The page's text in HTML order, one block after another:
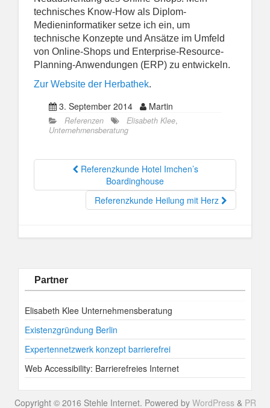
technisches Know-How als Diplom-
Medieninformatiker setze ich ein, um
technische Konzepte und Ansätze im Umfeld
von Online-Shops und Enterprise-Resource-
Planning-Anwendungen (ERP) zu entwickeln.
Zur Website der Herbathek.
3. September 2014 Martin
Referenzen Elisabeth Klee,
Unternehmensberatung
Referenzkunde Hotel Imchen’s
Boardinghouse
Referenzkunde Heilung mit Herz
Partner
Elisabeth Klee Unternehmensberatung
Existenzgründung Berlin
Expertennetzwerk konzept barrierefrei
Web Accessibility: Barrierefreies Internet
Copyright © 2016 Stehle Internet. Powered by WordPress& PR